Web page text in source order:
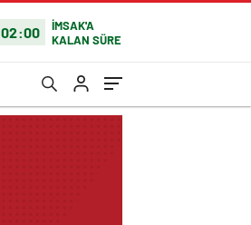
02:00
İMSAK'A
KALAN SÜRE